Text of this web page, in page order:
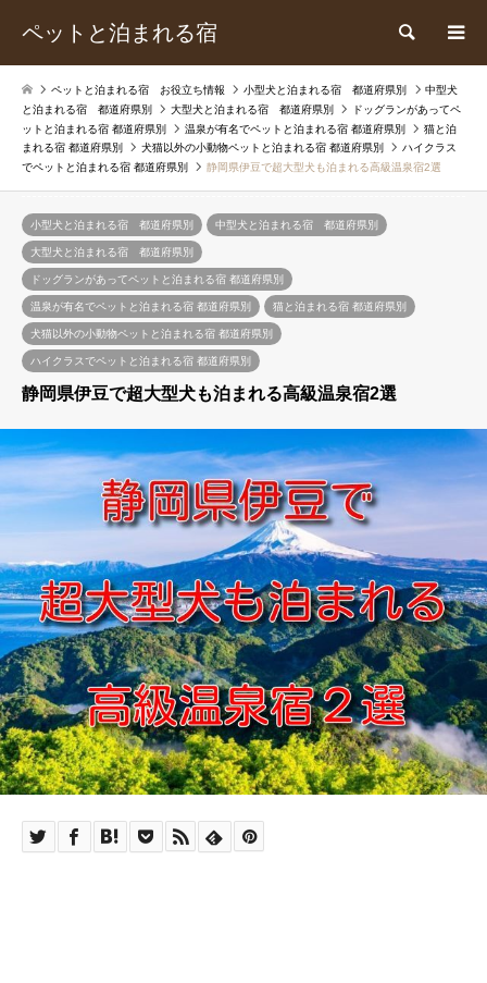
ペットと泊まれる宿 検索
ペットと泊まれる宿 お役立ち情報 小型犬と泊まれる宿 都道府県別
中型犬
と泊まれる宿 都道府県別
大型犬と泊まれる宿 都道府県別
ドッグランがあってペ
ットと泊まれる宿 都道府県別
温泉が有名でペットと泊まれる宿 都道府県別
猫と泊
まれる宿 都道府県別
犬猫以外の小動物ペットと泊まれる宿 都道府県別
ハイクラス
でペットと泊まれる宿 都道府県別
静岡県伊豆で超大型犬も泊まれる高級温泉宿2選
小型犬と泊まれる宿 都道府県別 中型犬と泊まれる宿 都道府県別
大型犬と泊まれる宿 都道府県別
ドッグランがあってペットと泊まれる宿 都道府県別
温泉が有名でペットと泊まれる宿 都道府県別 猫と泊まれる宿 都道府県別
犬猫以外の小動物ペットと泊まれる宿 都道府県別
ハイクラスでペットと泊まれる宿 都道府県別
静岡県伊豆で超大型犬も泊まれる高級温泉宿2選